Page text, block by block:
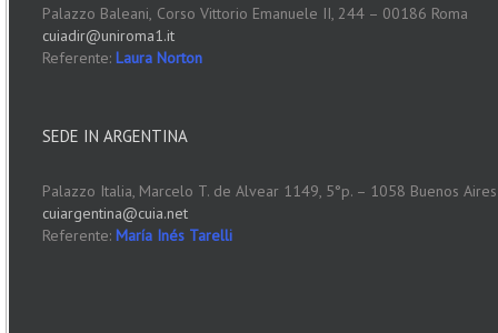
Palazzo Baleani, Corso Vittorio Emanuele II, 244 – 00186 Roma
cuiadir@uniroma1.it
Referente: Laura Norton
SEDE IN ARGENTINA
Palazzo Italia, Marcelo T. de Alvear 1149, 5°p. – 1058 Buenos Aires
cuiargentina@cuia.net
Referente: María Inés Tarelli